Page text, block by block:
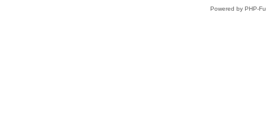
Powered by PHP-